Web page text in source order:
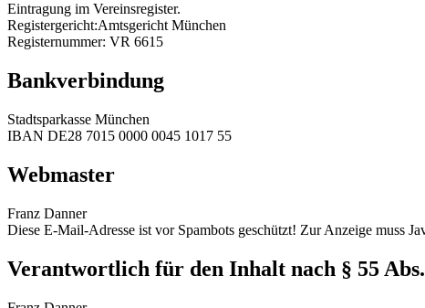
Eintragung im Vereinsregister.
Registergericht:Amtsgericht München
Registernummer: VR 6615
Bankverbindung
Stadtsparkasse München
IBAN DE28 7015 0000 0045 1017 55
Webmaster
Franz Danner
Diese E-Mail-Adresse ist vor Spambots geschützt! Zur Anzeige muss
Verantwortlich für den Inhalt nach § 55